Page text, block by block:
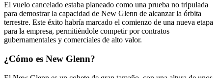
El vuelo cancelado estaba planeado como una prueba no tripulada
para demostrar la capacidad de New Glenn de alcanzar la órbita
terrestre. Este éxito habría marcado el comienzo de una nueva etapa
para la empresa, permitiéndole competir por contratos
gubernamentales y comerciales de alto valor.
¿Cómo es New Glenn?